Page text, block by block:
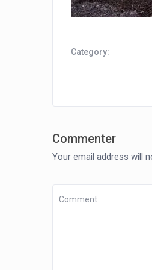
Category:
Commenter
Your email address will